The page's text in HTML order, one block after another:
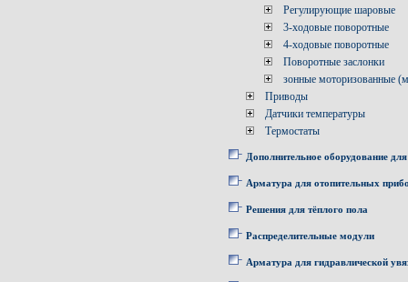
Регулирующие шаровые
3-ходовые поворотные
4-ходовые поворотные
Поворотные заслонки
зонные моторизованные
Приводы
Датчики температуры
Термостаты
Дополнительное оборудование
Арматура для отопительных
Решения для тёплого пола
Распределительные модули
Арматура для гидравлической